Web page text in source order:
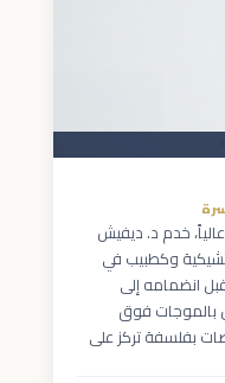
خدم د. ديفيش
وكطبيب في
انضمامه إلى
بالموجات فوق
بفلسفة تركز على